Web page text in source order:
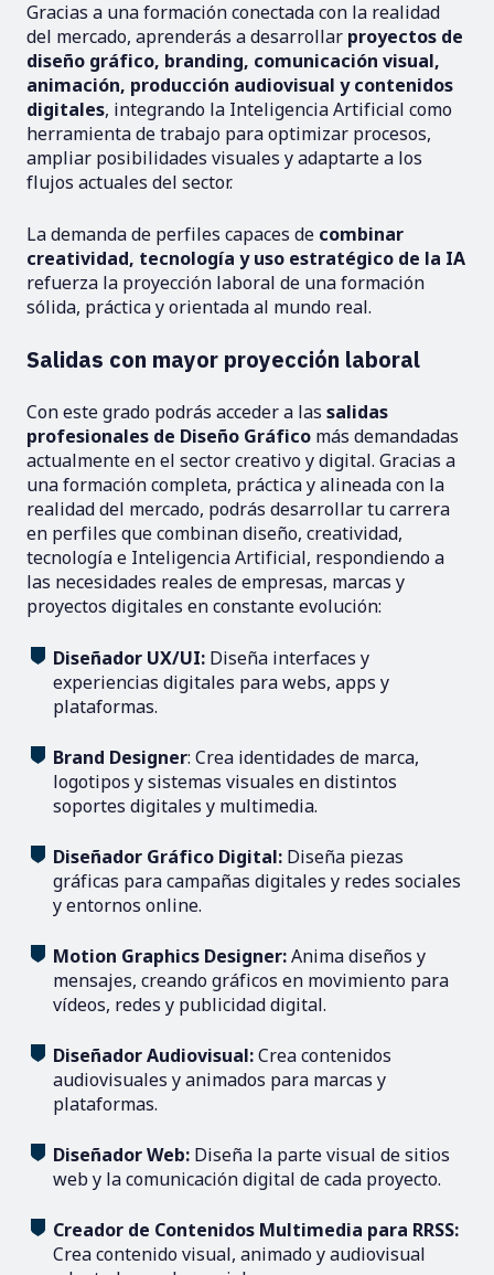
Gracias a una formación conectada con la realidad
del mercado, aprenderás a desarrollar proyectos de
diseño gráfico, branding, comunicación visual,
animación, producción audiovisual y contenidos
digitales, integrando la Inteligencia Artificial como
herramienta de trabajo para optimizar procesos,
ampliar posibilidades visuales y adaptarte a los
flujos actuales del sector.
La demanda de perfiles capaces de combinar
creatividad, tecnología y uso estratégico de la IA
refuerza la proyección laboral de una formación
sólida, práctica y orientada al mundo real.
Salidas con mayor proyección laboral
Con este grado podrás acceder a las salidas
profesionales de Diseño Gráfico más demandadas
actualmente en el sector creativo y digital. Gracias a
una formación completa, práctica y alineada con la
realidad del mercado, podrás desarrollar tu carrera
en perfiles que combinan diseño, creatividad,
tecnología e Inteligencia Artificial, respondiendo a
las necesidades reales de empresas, marcas y
proyectos digitales en constante evolución:
Diseñador UX/UI: Diseña interfaces y
experiencias digitales para webs, apps y
plataformas.
Brand Designer: Crea identidades de marca,
logotipos y sistemas visuales en distintos
soportes digitales y multimedia.
Diseñador Gráfico Digital: Diseña piezas
gráficas para campañas digitales y redes sociales
y entornos online.
Motion Graphics Designer:Anima diseños y
mensajes, creando gráficos en movimiento para
vídeos, redes y publicidad digital.
Diseñador Audiovisual:Crea contenidos
audiovisuales y animados para marcas y
plataformas.
Diseñador Web: Diseña la parte visual de sitios
web y la comunicación digital de cada proyecto.
Creador de Contenidos Multimedia para RRSS:
Crea contenido visual, animado y audiovisual